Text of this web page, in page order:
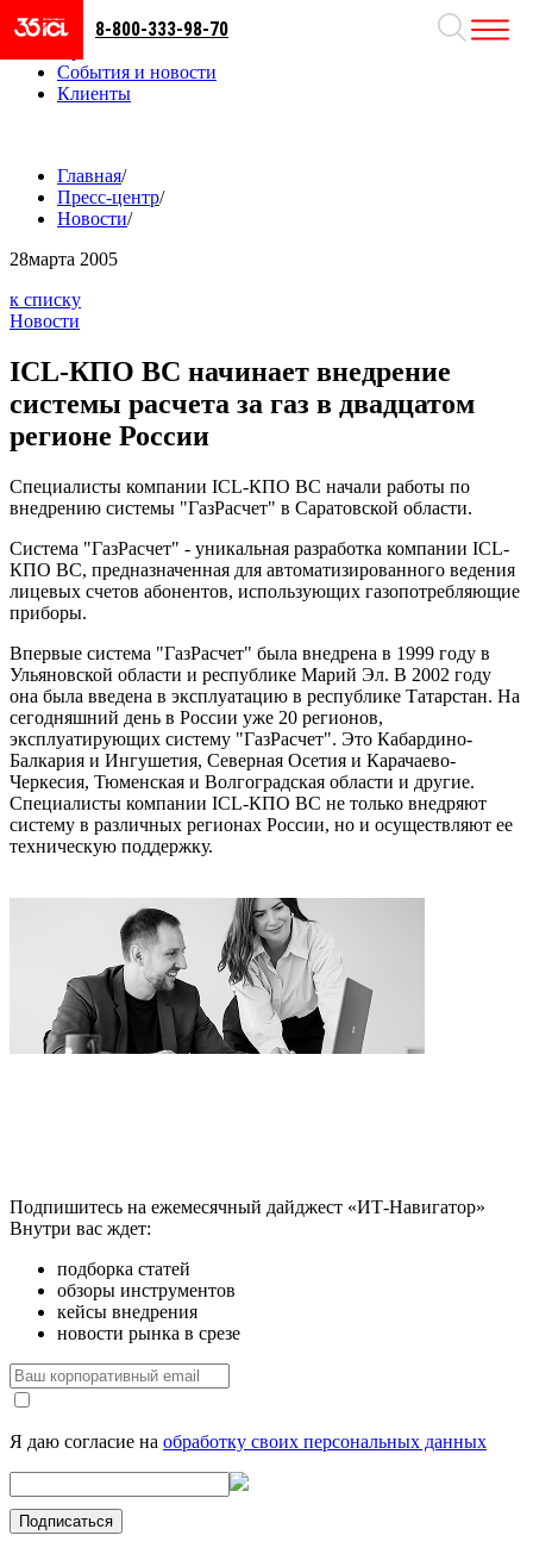
Направления
События и новости
Клиенты
8-800-333-98-70
Главная/
Пресс-центр/
Новости/
28марта 2005
к списку
Новости
ICL-КПО ВС начинает внедрение
системы расчета за газ в двадцатом
регионе России
Специалисты компании ICL-КПО ВС начали работы по
внедрению системы "ГазРасчет" в Саратовской области.
Система "ГазРасчет" - уникальная разработка компании ICL-
КПО ВС, предназначенная для автоматизированного ведения
лицевых счетов абонентов, использующих газопотребляющие
приборы.
Впервые система "ГазРасчет" была внедрена в 1999 году в
Ульяновской области и республике Марий Эл. В 2002 году
она была введена в эксплуатацию в республике Татарстан. На
сегодняшний день в России уже 20 регионов,
эксплуатирующих систему "ГазРасчет". Это Кабардино-
Балкария и Ингушетия, Северная Осетия и Карачаево-
Черкесия, Тюменская и Волгоградская области и другие.
Специалисты компании ICL-КПО ВС не только внедряют
систему в различных регионах России, но и осуществляют ее
техническую поддержку.
Подпишитесь на ежемесячный дайджест «ИТ-Навигатор»
Внутри вас ждет:
подборка статей
обзоры инструментов
кейсы внедрения
новости рынка в срезе
Я даю согласие на обработку своих персональных данных